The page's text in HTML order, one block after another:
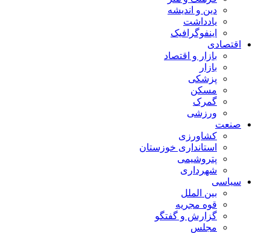
دین و اندیشه
یادداشت
اینفوگرافیک
اقتصادی
بازار و اقتصاد
بازار
پزشکی
مسکن
گمرک
ورزشی
صنعت
کشاورزی
استانداری خوزستان
پتروشیمی
شهرداری
سیاسی
بین الملل
قوه مجریه
گزارش و گفتگو
مجلس